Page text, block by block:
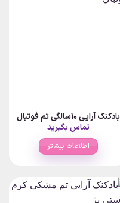
بادکنک آرایی 10سالگی تم فوتبال
تماس بگیرید
اطلاعات بیشتر